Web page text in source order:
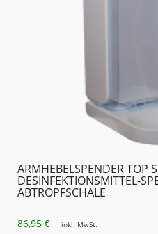
ARMHEBELSPENDER TOP
DESINFEKTIONSMITTEL-
ABTROPFSCHALE
86,95 € inkl. MwSt.